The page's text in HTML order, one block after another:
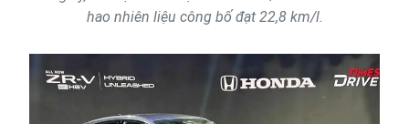
hao nhiên liệu công bố đạt 22,8 km/l.